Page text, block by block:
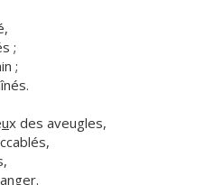
;
;
ux des aveugles,